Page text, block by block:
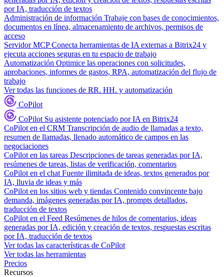
por IA, traducción de textos
Administración de información Trabaje con bases de conocimientos,
documentos en línea, almacenamiento de archivos, permisos de
acceso
Servidor MCP Conecta herramientas de IA externas a Bitrix24 y
ejecuta acciones seguras en tu espacio de trabajo
Automatización Optimice las operaciones con solicitudes,
aprobaciones, informes de gastos, RPA, automatización del flujo de
trabajo
Ver todas las funciones de RR. HH. y automatización
CoPilot
CoPilot Su asistente potenciado por IA en Bitrix24
CoPilot en el CRM Transcripción de audio de llamadas a texto,
resumen de llamadas, llenado automático de campos en las
negociaciones
CoPilot en las tareas Descripciones de tareas generadas por IA,
resúmenes de tareas, listas de verificación, comentarios
CoPilot en el chat Fuente ilimitada de ideas, textos generados por
IA, lluvia de ideas y más
CoPilot en los sitios web y tiendas Contenido convincente bajo
demanda, imágenes generadas por IA, prompts detallados,
traducción de textos
CoPilot en el Feed Resúmenes de hilos de comentarios, ideas
generadas por IA, edición y creación de textos, respuestas escritas
por IA, traducción de textos
Ver todas las características de CoPilot
Ver todas las herramientas
Precios
Recursos